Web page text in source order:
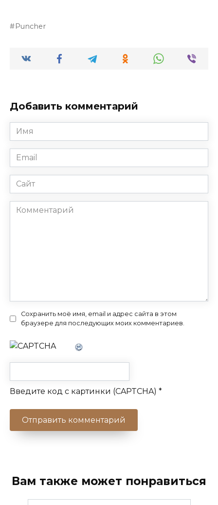
Puncher
Добавить комментарий
Имя
*
Email
*
Сайт
Комментарий
Сохранить моё имя, email и адрес сайта в этом
браузере для последующих моих комментариев.
Введите код с картинки (CAPTCHA) *
Вам также может понравиться